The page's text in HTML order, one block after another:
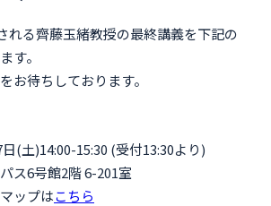
れる齊藤玉緒教授の最終講義を下記の
す。
お待ちしております。
(土)14:00-15:30 (受付13:30より)
ス6号館2階 6-201室
プはこちら